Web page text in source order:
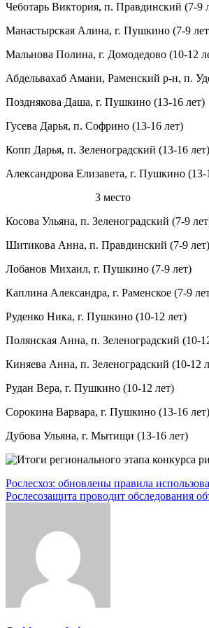
Чеботарь Виктория, п. Правдинский (7-9
Манастырская Алина, г. Пушкино (7-9
Мальнова Полина, г. Домодедово (10-12
Абдельвахаб Амани, Раменский р-н, п.
Позднякова Даша, г. Пушкино (13-16 лет)
Гусева Дарья, п. Софрино (13-16 лет)
Копп Дарья, п. Зеленоградский (13-16 лет)
Александрова Елизавета, г. Пушкино (13-
3 место
Косова Ульяна, п. Зеленоградский (7-9
Шитикова Анна, п. Правдинский (7-9 лет)
Лобанов Михаил, г. Пушкино (7-9 лет)
Каплина Александра, г. Раменское (7-9
Руденко Ника, г. Пушкино (10-12 лет)
Полянская Анна, п. Зеленоградский (10-
Киняева Анна, п. Зеленоградский (10-12
Рудан Вера, г. Пушкино (10-12 лет)
Сорокина Варвара, г. Пушкино (13-16 лет)
Дубова Ульяна, г. Мытищи (13-16 лет)
Навигация
по
Рослесхоз: обновлены правила
Рослесозащита проводит обследования